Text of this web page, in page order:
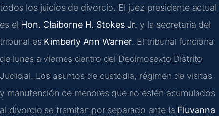
todos los juicios de divorcio. El juez presidente actual
es el Hon. Claiborne H. Stokes Jr. y la secretaria del
tribunal es Kimberly Ann Warner. El tribunal funciona
de lunes a viernes dentro del Decimosexto Distrito
Judicial. Los asuntos de custodia, régimen de visitas
y manutención de menores que no estén acumulados
al divorcio se tramitan por separado ante la Fluvanna